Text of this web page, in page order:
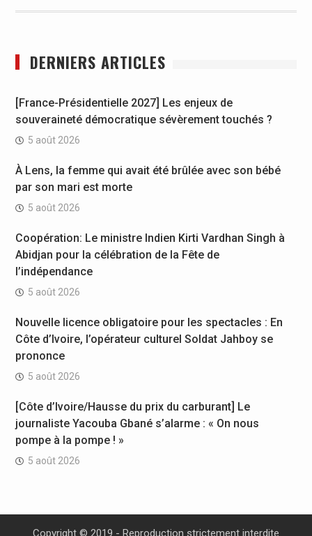
DERNIERS ARTICLES
[France-Présidentielle 2027] Les enjeux de
souveraineté démocratique sévèrement touchés ?
5 août 2026
À Lens, la femme qui avait été brûlée avec son bébé
par son mari est morte
5 août 2026
Coopération: Le ministre Indien Kirti Vardhan Singh à
Abidjan pour la célébration de la Fête de
l’indépendance
5 août 2026
Nouvelle licence obligatoire pour les spectacles : En
Côte d’Ivoire, l’opérateur culturel Soldat Jahboy se
prononce
5 août 2026
[Côte d’Ivoire/Hausse du prix du carburant] Le
journaliste Yacouba Gbané s’alarme : « On nous
pompe à la pompe ! »
5 août 2026
Copyright © 2019 - Reproduction strictement interdite